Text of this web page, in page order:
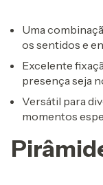
Uma
os sentidos e
Excelente
presença seja
Versátil para
momentos